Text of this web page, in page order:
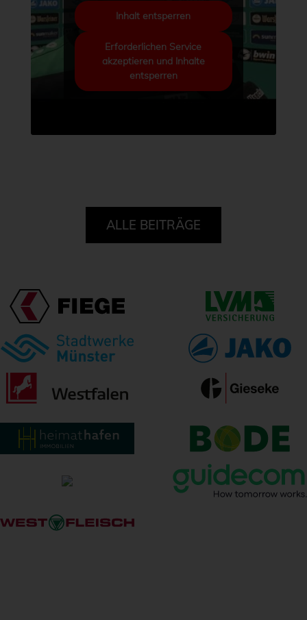
Inhalt entsperren
Erforderlichen Service
akzeptieren und Inhalte
entsperren
ALLE BEITRÄGE